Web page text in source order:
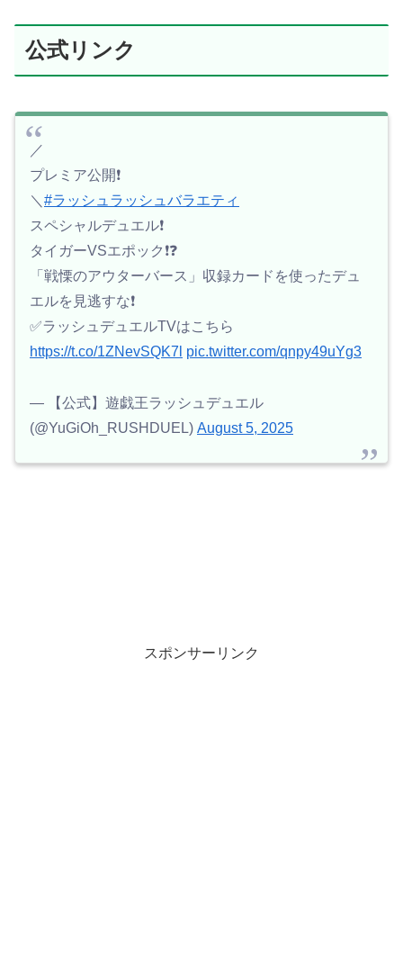
公式リンク
／
プレミア公開❗️
＼ #ラッシュラッシュバラエティ
スペシャルデュエル❗️
タイガーVSエポック❗️❓️
「戦慄のアウターバース」収録カードを使ったデュ
エルを見逃すな❗️
✅ラッシュデュエルTVはこちら
https://t.co/1ZNevSQK7l pic.twitter.com/qnpy49uYg3
— 【公式】遊戯王ラッシュデュエル
(@YuGiOh_RUSHDUEL) August 5, 2025
スポンサーリンク